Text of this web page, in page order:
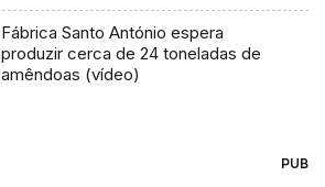
Fábrica Santo António espera
produzir cerca de 24 toneladas de
amêndoas (vídeo)
PUB